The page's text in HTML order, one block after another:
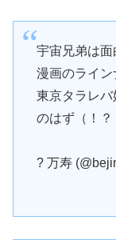
宇宙兄弟は
漫画のライン
東京タラレ
のはず（！？
? 万寿